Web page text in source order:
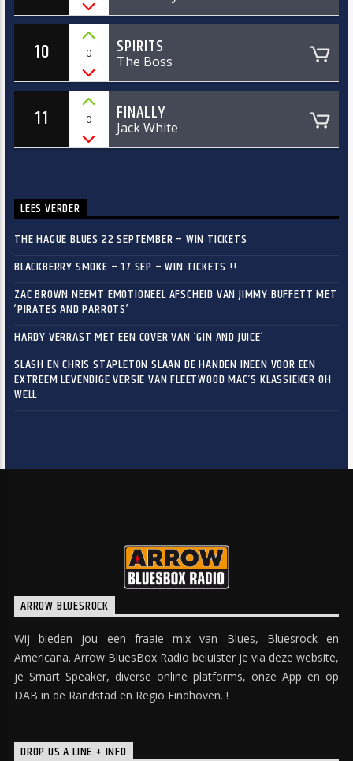
10 0 SPIRITS
The Boss
11 0 FINALLY
Jack White
LEES VERDER
THE HAGUE BLUES 22 SEPTEMBER – WIN TICKETS
BLACKBERRY SMOKE – 17 SEP – WIN TICKETS !!
ZAC BROWN NEEMT EMOTIONEEL AFSCHEID VAN JIMMY BUFFETT MET
‘PIRATES AND PARROTS’
HARDY VERRAST MET EEN COVER VAN ‘GIN AND JUICE’
SLASH EN CHRIS STAPLETON SLAAN DE HANDEN INEEN VOOR EEN
EXTREEM LEVENDIGE VERSIE VAN FLEETWOOD MAC’S KLASSIEKER OH
WELL
ARROW BLUESROCK
Wij bieden jou een fraaie mix van Blues, Bluesrock en
Americana. Arrow BluesBox Radio beluister je via deze website,
je Smart Speaker, diverse online platforms, onze App en op
DAB in de Randstad en Regio Eindhoven. !
DROP US A LINE + INFO